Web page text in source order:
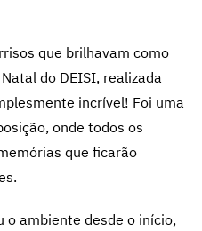
que brilhavam como
do DEISI, realizada
incrível! Foi uma
onde todos os
que ficarão
o ambiente desde o início,